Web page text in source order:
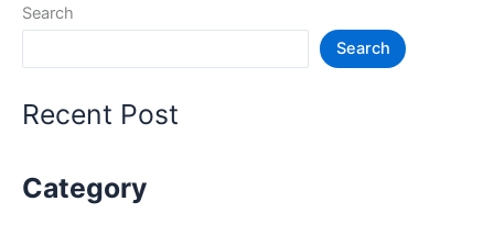
जगह
Places
Search
Search
Recent Post
Category